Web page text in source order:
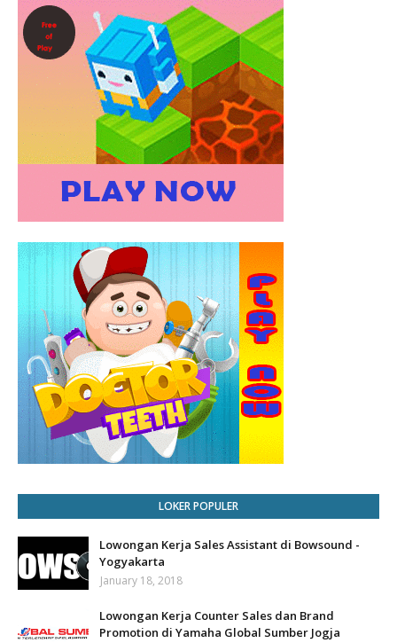
LOKER POPULER
Lowongan Kerja Sales Assistant di Bowsound -
Yogyakarta
January 18, 2018
Lowongan Kerja Counter Sales dan Brand
Promotion di Yamaha Global Sumber Jogja